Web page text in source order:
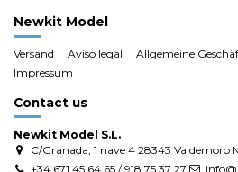
Newkit Model
Versand Aviso legal
Allgemeine
Impressum
Contact us
Newkit Model S.L.
C/Granada, 1 nave 4 28343 Valdemoro
+34 671 45 64 65 / 918 75 37 27